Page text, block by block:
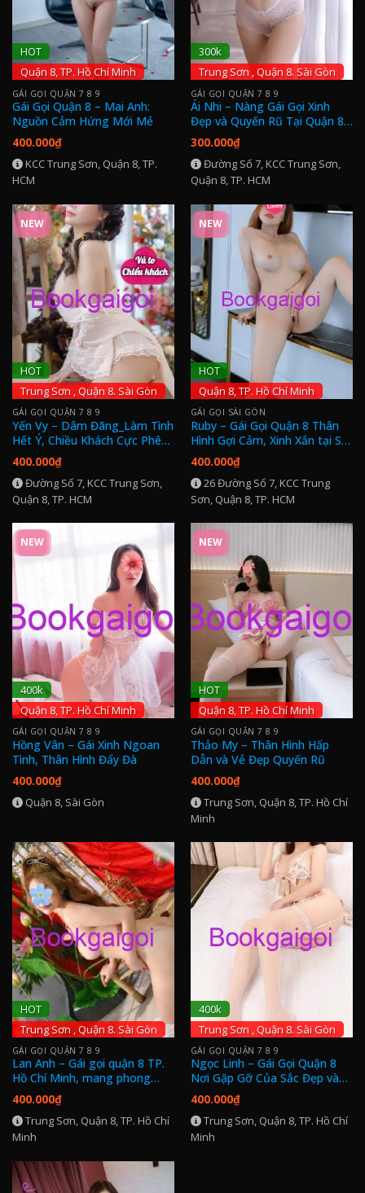
HOT
Quận 8, TP. Hồ Chí Minh
GÁI GỌI QUẬN 7 8 9
Gái Gọi Quận 8 – Mai Anh:
Nguồn Cảm Hứng Mới Mẻ
400.000₫
KCC Trung Sơn, Quận 8, TP.
HCM
300k
Trung Sơn , Quận 8. Sài Gòn
GÁI GỌI QUẬN 7 8 9
Ái Nhi – Nàng Gái Gọi Xinh
Đẹp và Quyến Rũ Tại Quận 8
TP. Hồ Chí Minh
300.000₫
Đường Số 7, KCC Trung Sơn,
Quận 8, TP. HCM
NEW
HOT
Trung Sơn , Quận 8. Sài Gòn
GÁI GỌI QUẬN 7 8 9
Yến Vy – Dâm Đãng_Làm Tình
Hết Ý, Chiều Khách Cực Phê
tại Gái Gọi Trung Sơn
400.000₫
Đường Số 7, KCC Trung Sơn,
Quận 8, TP. HCM
NEW
HOT
Quận 8, TP. Hồ Chí Minh
GÁI GỌI SÀI GÒN
Ruby – Gái Gọi Quận 8 Thân
Hình Gợi Cảm, Xinh Xắn tại Sài
Gòn
400.000₫
26 Đường Số 7, KCC Trung
Sơn, Quận 8, TP. HCM
NEW
400k
Quận 8, TP. Hồ Chí Minh
GÁI GỌI QUẬN 7 8 9
Hồng Vân – Gái Xinh Ngoan
Tình, Thân Hình Đẩy Đà
400.000₫
Quận 8, Sài Gòn
NEW
HOT
Quận 8, TP. Hồ Chí Minh
GÁI GỌI QUẬN 7 8 9
Thảo My – Thân Hình Hấp
Dẫn và Vẻ Đẹp Quyến Rũ
400.000₫
Trung Sơn, Quận 8, TP. Hồ Chí
Minh
HOT
Trung Sơn , Quận 8. Sài Gòn
GÁI GỌI QUẬN 7 8 9
Lan Anh – Gái gọi quận 8 TP.
Hồ Chí Minh, mang phong
cách chuẩn hot girl!
400.000₫
Trung Sơn, Quận 8, TP. Hồ Chí
Minh
400k
Trung Sơn , Quận 8. Sài Gòn
GÁI GỌI QUẬN 7 8 9
Ngọc Linh – Gái Gọi Quận 8
Nơi Gặp Gỡ Của Sắc Đẹp và
Kỹ Năng Tinh Tế
400.000₫
Trung Sơn, Quận 8, TP. Hồ Chí
Minh